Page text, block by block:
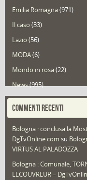
Emilia Romagna(971)
Il caso (33)
Lazio (56)
MODA(6)
Mondo in rosa(22)
News(995)
Portfolio(1)
Redazioni(1.052)
Speciali (22)
Sport
That's Bologna Magazine
COMMENTI RECENTI
Bologna : conclusa la
DgTvOnline.com su
VIRTUS AL PALADOZZA
Bologna : Comunale,
LECOUVREUR –